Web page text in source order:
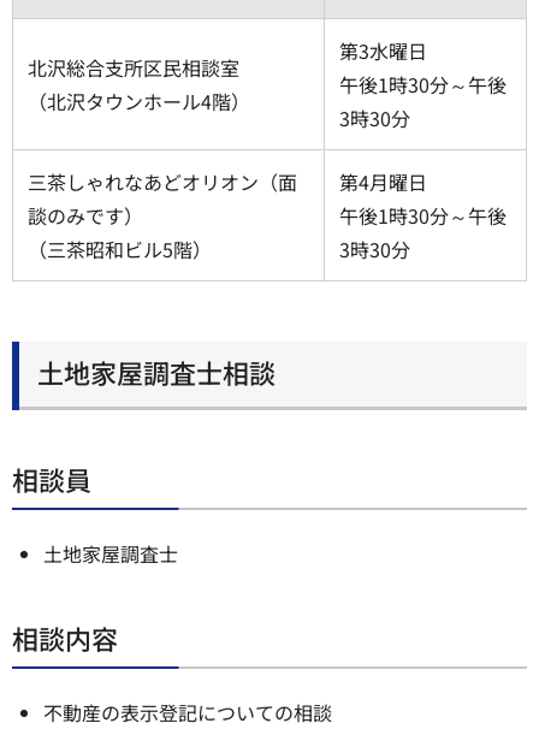
北沢総合支所区民相談室
（北沢タウンホール4階）
第3水曜日
午後1時30分～午後
3時30分
三茶しゃれなあどオリオン（面
談のみです）
（三茶昭和ビル5階）
第4月曜日
午後1時30分～午後
3時30分
土地家屋調査士相談
相談員
土地家屋調査士
相談内容
不動産の表示登記についての相談